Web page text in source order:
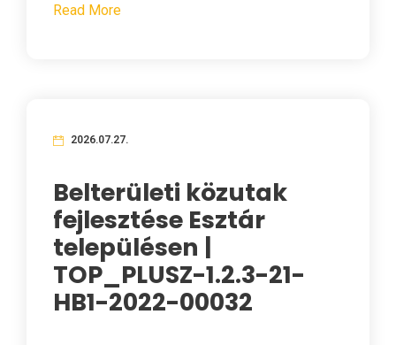
Read More
2026.07.27.
Belterületi közutak
fejlesztése Esztár
településen |
TOP_PLUSZ-1.2.3-21-
HB1-2022-00032